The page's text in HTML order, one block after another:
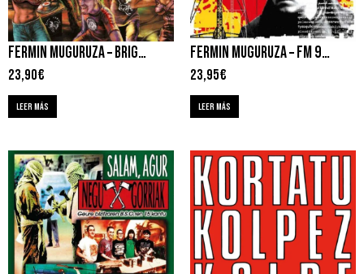
FERMIN MUGURUZA – BRIGADISTAK SOUND SYSTEM
23,90€
LEER MÁS
FERMIN MUGURUZA – FM 99.00 DUB MANIFEST
23,95€
LEER MÁS